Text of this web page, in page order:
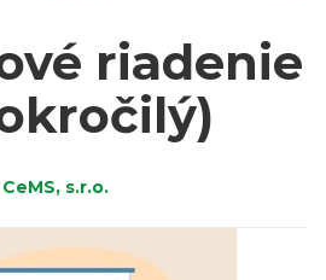
riadenie
CeMS, s.r.o.